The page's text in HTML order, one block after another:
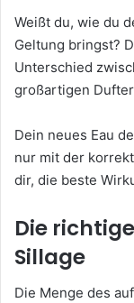
Weißt du, wie du
Geltung bringst?
Unterschied
großartigen
Dein neues Eau
nur mit der
dir, die beste
Die
Sillage
Die Menge des